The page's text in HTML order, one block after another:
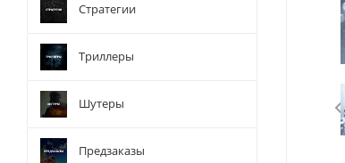
Стратегии
Триллеры
Шутеры
Предзаказы